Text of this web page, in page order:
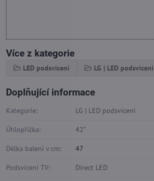
Více z kategorie
LED podsvícení LG | LED podsvícení
Doplňující informace
Kategorie: LG | LED podsvícení
Úhlopříčka: 42"
Délka balení v cm: 47
Podsvícení TV: Direct LED